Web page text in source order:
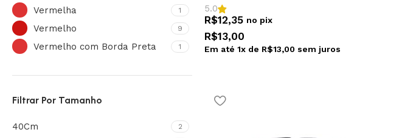
Vermelha 1
Vermelho 9
Vermelho com Borda Preta 1
Filtrar Por Tamanho
40Cm 2
5.0
R$12,35 no pix
R$13,00
Em até 1x de R$13,00 sem juros